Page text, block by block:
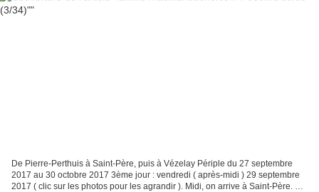
De Pierre-Perthuis à Saint-Père, puis à Vézelay Périple du 27 septembre
2017 au 30 octobre 2017 3ème jour : vendredi ( après-midi ) 29 septembre
2017 ( clic sur les photos pour les agrandir ). Midi, on arrive à Saint-Père. De